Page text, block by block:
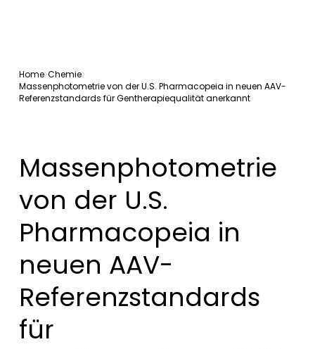
Home Chemie
Massenphotometrie von der U.S. Pharmacopeia in neuen AAV-
Referenzstandards für Gentherapiequalität anerkannt
Massenphotometrie
von der U.S.
Pharmacopeia in
neuen AAV-
Referenzstandards
für